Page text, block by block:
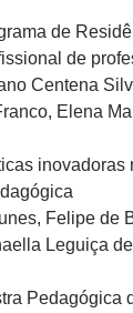
de
de
Centena
Elena
Felipe de
Leguiça
Pedagógica